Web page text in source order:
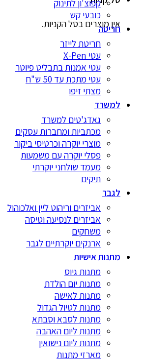
אין מוצרים בסל הקניות.
קפוצ'ון לתינוק
כובעי קש
חריטה
חריטת לייזר
עטי X-Pen
עטי אמנות בתבליט פיוטר
עטי מתכת עד 50 ש"ח
מצתי זיפו
למשרד
גאדג'טים למשרד
מכתביות ומחברות עסקים
מוצרי יוקרה וכרטיסי ביקור
פסלי יוקרה עם משמעות
מעמד שולחני יוקרתי
תיקים
לגבר
אביזרים וריהוט ליין ואלכוהול
אביזרים לנסיעה וטיסה
משחקים
ארנקים יוקרתיים לגבר
מתנות אישיות
מתנות גיוס
מתנות יום הולדת
מתנות לאישה
מתנות לטיול הגדול
מתנות לסבא וסבתא
מתנות ליום האהבה
מתנות ליום נישואין
מארזי מתנות